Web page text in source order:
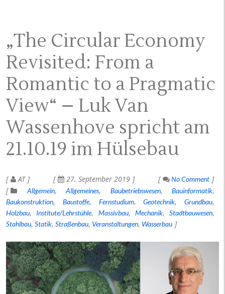
„The Circular Economy
Revisited: From a
Romantic to a Pragmatic
View“ – Luk Van
Wassenhove spricht am
21.10.19 im Hülsebau
AT 27. September 2019
No Comment
Allgemein
Allgemeines Baubetriebswesen
Bauinformatik
Baukonstruktion
Baustoffe Fernstudium Geotechnik
Grundbau
Holzbau
Institute/Lehrstühle Massivbau Mechanik
Stadtbauwesen
Stahlbau Statik Straßenbau Veranstaltungen Wasserbau